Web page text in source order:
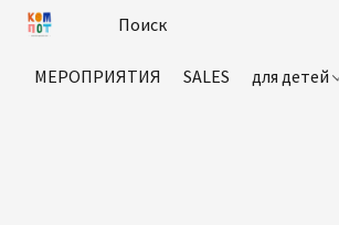
МЕРОПРИЯТИЯ SALES для детей